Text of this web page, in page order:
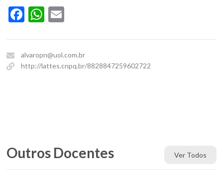
Facebook
WhatsApp
alvaropn@uol.com.br
http://lattes.cnpq.br/8828847259602722
Ver Todos
Outros Docentes